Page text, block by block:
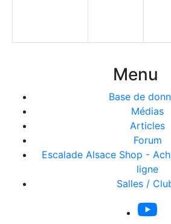
Menu
Base de
Médias
Articles
Forum
Escalade Alsace Shop -
ligne
Salles /